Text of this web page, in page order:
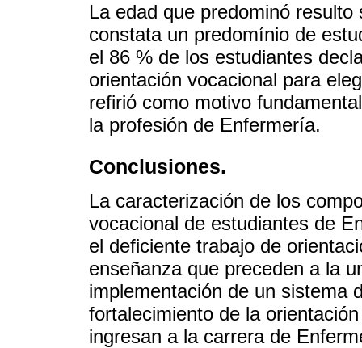
La edad que predominó
constata un predomínio de
el 86 % de los estudiantes
orientación vocacional para
refirió como motivo
la profesión de Enfermería.
Conclusiones.
La caracterización de los
vocacional de estudiantes de
el deficiente trabajo de
enseñanza que preceden a la
implementación de un sistema
fortalecimiento de la
ingresan a la carrera de